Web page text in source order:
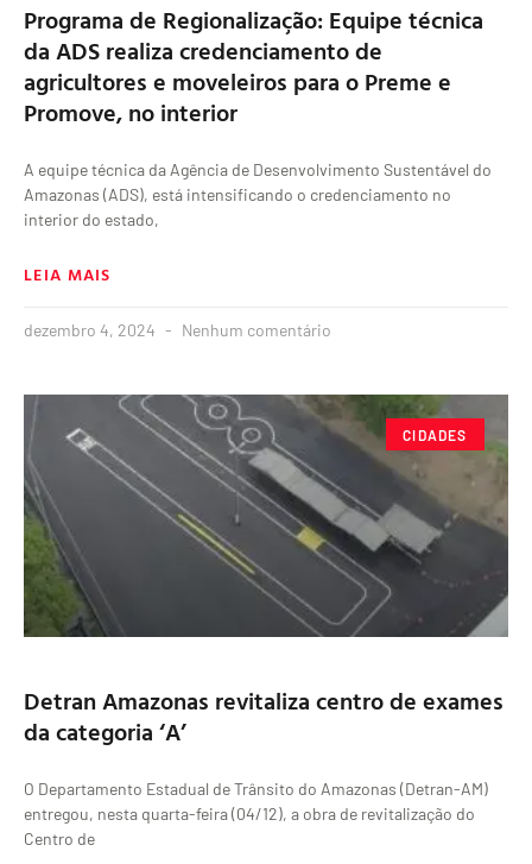
Programa de Regionalização: Equipe técnica
da ADS realiza credenciamento de
agricultores e moveleiros para o Preme e
Promove, no interior
A equipe técnica da Agência de Desenvolvimento Sustentável do
Amazonas (ADS), está intensificando o credenciamento no
interior do estado,
LEIA MAIS
dezembro 4, 2024 Nenhum comentário
CIDADES
Detran Amazonas revitaliza centro de exames
da categoria ‘A’
O Departamento Estadual de Trânsito do Amazonas (Detran-AM)
entregou, nesta quarta-feira (04/12), a obra de revitalização do
Centro de